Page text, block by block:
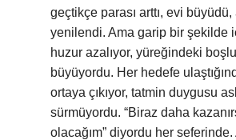
geçtikçe parası arttı, evi büyüdü,
yenilendi. Ama garip bir şekilde
huzur azalıyor, yüreğindeki
büyüyordu. Her hedefe
ortaya çıkıyor, tatmin duygusu
sürmüyordu. “Biraz daha
olacağım” diyordu her